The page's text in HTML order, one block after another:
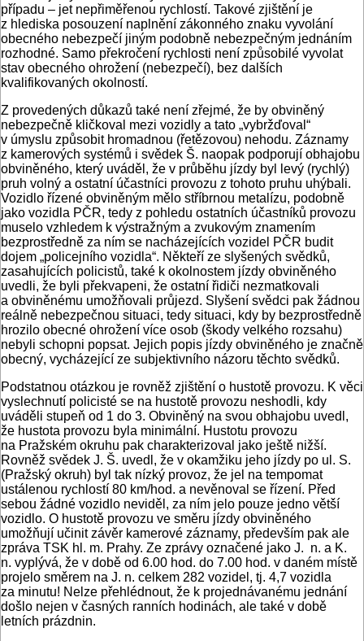
případu – jet nepřiměřenou rychlostí. Takové zjištění je
z hlediska posouzení naplnění zákonného znaku vyvolání
obecného nebezpečí jiným podobně nebezpečným jednáním
rozhodné. Samo překročení rychlosti není způsobilé vyvolat
stav obecného ohrožení (nebezpečí), bez dalších
kvalifikovaných okolností.
Z provedených důkazů také není zřejmé, že by obviněný
nebezpečně kličkoval mezi vozidly a tato „vybržďoval“
v úmyslu způsobit hromadnou (řetězovou) nehodu. Záznamy
z kamerových systémů i svědek Š. naopak podporují obhajobu
obviněného, který uváděl, že v průběhu jízdy byl levý (rychlý)
pruh volný a ostatní účastníci provozu z tohoto pruhu uhýbali.
Vozidlo řízené obviněným mělo stříbrnou metalízu, podobně
jako vozidla PČR, tedy z pohledu ostatních účastníků provozu
muselo vzhledem k výstražným a zvukovým znamením
bezprostředně za ním se nacházejících vozidel PČR budit
dojem „policejního vozidla“. Někteří ze slyšených svědků,
zasahujících policistů, také k okolnostem jízdy obviněného
uvedli, že byli překvapeni, že ostatní řidiči nezmatkovali
a obviněnému umožňovali průjezd. Slyšení svědci pak žádnou
reálně nebezpečnou situaci, tedy situaci, kdy by bezprostředně
hrozilo obecné ohrožení více osob (škody velkého rozsahu)
nebyli schopni popsat. Jejich popis jízdy obviněného je značně
obecný, vycházející ze subjektivního názoru těchto svědků.
Podstatnou otázkou je rovněž zjištění o hustotě provozu. K věci
vyslechnutí policisté se na hustotě provozu neshodli, kdy
uváděli stupeň od 1 do 3. Obviněný na svou obhajobu uvedl,
že hustota provozu byla minimální. Hustotu provozu
na Pražském okruhu pak charakterizoval jako ještě nižší.
Rovněž svědek J. Š. uvedl, že v okamžiku jeho jízdy po ul. S.
(Pražský okruh) byl tak nízký provoz, že jel na tempomat
ustálenou rychlostí 80 km/hod. a nevěnoval se řízení. Před
sebou žádné vozidlo neviděl, za ním jelo pouze jedno větší
vozidlo. O hustotě provozu ve směru jízdy obviněného
umožňují učinit závěr kamerové záznamy, především pak ale
zpráva TSK hl. m. Prahy. Ze zprávy označené jako J. n. a K.
n. vyplývá, že v době od 6.00 hod. do 7.00 hod. v daném místě
projelo směrem na J. n. celkem 282 vozidel, tj. 4,7 vozidla
za minutu! Nelze přehlédnout, že k projednávanému jednání
došlo nejen v časných ranních hodinách, ale také v době
letních prázdnin.